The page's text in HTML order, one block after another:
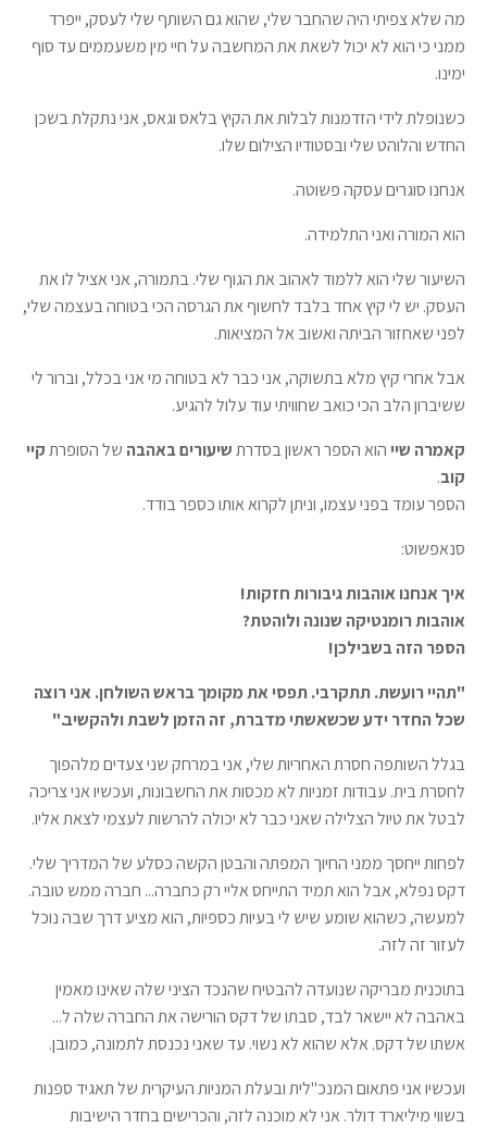
מה שלא צפיתי היה שהחבר שלי, שהוא גם השותף שלי לעסק, ייפרד
ממני כי הוא לא יכול לשאת את המחשבה על חיי מין משעממים עד סוף
ימינו.
כשנופלת לידי הזדמנות לבלות את הקיץ בלאס וגאס, אני נתקלת בשכן
החדש והלוהט שלי ובסטודיו הצילום שלו.
אנחנו סוגרים עסקה פשוטה.
הוא המורה ואני התלמידה.
השיעור שלי הוא ללמוד לאהוב את הגוף שלי. בתמורה, אני אציל לו את
העסק. יש לי קיץ אחד בלבד לחשוף את הגרסה הכי בטוחה בעצמה שלי,
לפני שאחזור הביתה ואשוב אל המציאות.
אבל אחרי קיץ מלא בתשוקה, אני כבר לא בטוחה מי אני בכלל, וברור לי
ששיברון הלב הכי כואב שחוויתי עוד עלול להגיע.
קאמרה שיי הוא הספר ראשון בסדרתשיעורים באהבה של הסופרתקיי
קוב.
הספר עומד בפני עצמו, וניתן לקרוא אותו כספר בודד.
סנאפשוט:
איך אנחנו אוהבות גיבורות חזקות!
אוהבות רומנטיקה שנונה ולוהטת?
הספר הזה בשבילכן!
"תהיי רועשת. תתקרבי. תפסי את מקומך בראש השולחן. אני רוצה
שכל החדר ידע שכשאשתי מדברת, זה הזמן לשבת ולהקשיב."
בגלל השותפה חסרת האחריות שלי, אני במרחק שני צעדים מלהפוך
לחסרת בית. עבודות זמניות לא מכסות את החשבונות, ועכשיו אני צריכה
לבטל את טיול הצלילה שאני כבר לא יכולה להרשות לעצמי לצאת אליו.
לפחות ייחסך ממני החיוך המפתה והבטן הקשה כסלע של המדריך שלי.
דקס נפלא, אבל הוא תמיד התייחס אליי רק כחברה... חברה ממש טובה.
למעשה, כשהוא שומע שיש לי בעיות כספיות, הוא מציע דרך שבה נוכל
לעזור זה לזה.
בתוכנית מבריקה שנועדה להבטיח שהנכד הציני שלה שאינו מאמין
באהבה לא יישאר לבד, סבתו של דקס הורישה את החברה שלה ל...
אשתו של דקס. אלא שהוא לא נשוי. עד שאני נכנסת לתמונה, כמובן.
ועכשיו אני פתאום המנכ"לית ובעלת המניות העיקרית של תאגיד ספנות
בשווי מיליארד דולר. אני לא מוכנה לזה, והכרישים בחדר הישיבות